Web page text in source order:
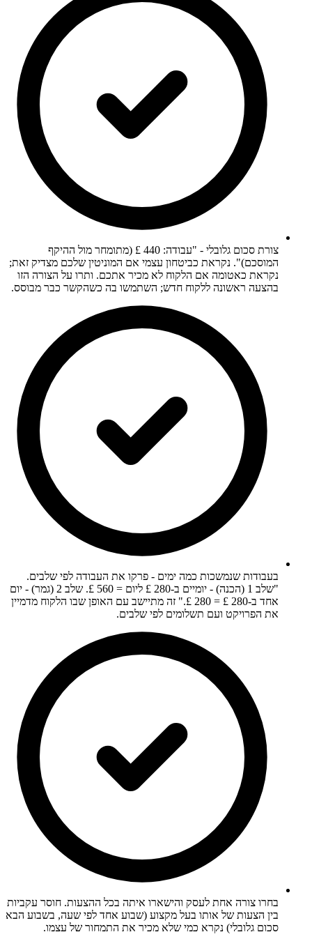
צורת סכום גלובלי - "עבודה: 440 £ (מתומחר מול ההיקף
המוסכם)". נקראת כביטחון עצמי אם המוניטין שלכם מצדיק זאת;
נקראת כאטומה אם הלקוח לא מכיר אתכם. ותרו על הצורה הזו
בהצעה ראשונה ללקוח חדש; השתמשו בה כשהקשר כבר מבוסס.
בעבודות שנמשכות כמה ימים - פרקו את העבודה לפי שלבים.
"שלב 1 (הכנה) - יומיים ב-280 £ ליום = 560 £. שלב 2 (גמר) - יום
אחד ב-280 £ = 280 £." זה מתיישב עם האופן שבו הלקוח מדמיין
את הפרויקט ועם תשלומים לפי שלבים.
בחרו צורה אחת לעסק והישארו איתה בכל ההצעות. חוסר עקביות
בין הצעות של אותו בעל מקצוע (שבוע אחד לפי שעה, בשבוע הבא
סכום גלובלי) נקרא כמי שלא מכיר את התמחור של עצמו.